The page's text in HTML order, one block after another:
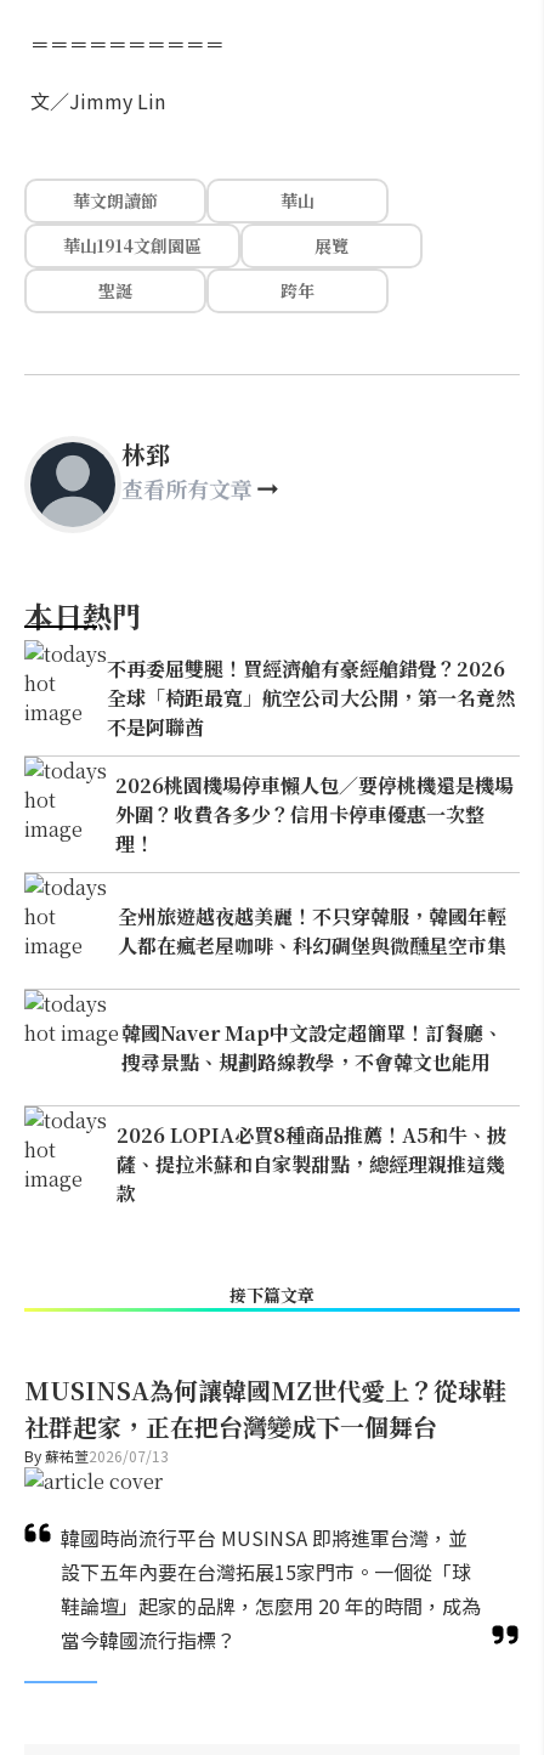
＝＝＝＝＝＝＝＝＝＝
文／Jimmy Lin
華文朗讀節
華山
華山1914文創園區
展覽
聖誕
跨年
林郅
查看所有文章
本日熱門
不再委屈雙腿！買經濟艙有豪經艙錯覺？2026
全球「椅距最寬」航空公司大公開，第一名竟然
不是阿聯酋
2026桃園機場停車懶人包／要停桃機還是機場
外圍？收費各多少？信用卡停車優惠一次整
理！
全州旅遊越夜越美麗！不只穿韓服，韓國年輕
人都在瘋老屋咖啡、科幻碉堡與微醺星空市集
韓國Naver Map中文設定超簡單！訂餐廳、
搜尋景點、規劃路線教學，不會韓文也能用
2026 LOPIA必買8種商品推薦！A5和牛、披
薩、提拉米蘇和自家製甜點，總經理親推這幾
款
接下篇文章
MUSINSA為何讓韓國MZ世代愛上？從球鞋
社群起家，正在把台灣變成下一個舞台
By蘇祐萱2026/07/13
韓國時尚流行平台 MUSINSA 即將進軍台灣，並
設下五年內要在台灣拓展15家門市。一個從「球
鞋論壇」起家的品牌，怎麼用 20 年的時間，成為
當今韓國流行指標？